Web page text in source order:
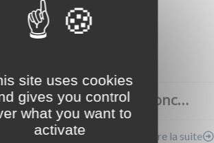
méthodologies de conc…
Lire la suite
site uses cookies
gives you control
what you want to
activate